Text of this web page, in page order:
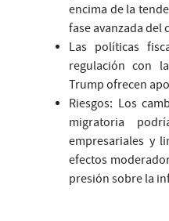
encima de la
fase avanzada del
Las políticas
regulación con
Trump ofrecen
Riesgos: Los
migratoria
empresariales y
efectos
presión sobre la